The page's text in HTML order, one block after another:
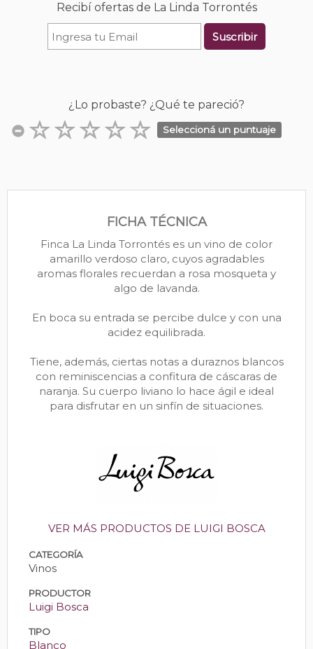
Recibí ofertas de La Linda Torrontés
Suscribir
¿Lo probaste? ¿Qué te pareció?
Seleccioná un puntuaje
FICHA TÉCNICA
Finca La Linda Torrontés es un vino de color
amarillo verdoso claro, cuyos agradables
aromas florales recuerdan a rosa mosqueta y
algo de lavanda.
En boca su entrada se percibe dulce y con una
acidez equilibrada.
Tiene, además, ciertas notas a duraznos blancos
con reminiscencias a confitura de cáscaras de
naranja. Su cuerpo liviano lo hace ágil e ideal
para disfrutar en un sinfín de situaciones.
VER MÁS PRODUCTOS DE LUIGI BOSCA
CATEGORÍA
Vinos
PRODUCTOR
Luigi Bosca
TIPO
Blanco